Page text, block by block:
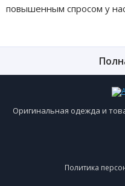
повышенным спросом у
Оригинальная одежда и
Политика